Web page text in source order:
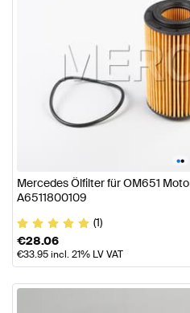
••
Mercedes Ölfilter für OM651
A6511800109
(1)
€28.06
€33.95incl. 21% LV VAT